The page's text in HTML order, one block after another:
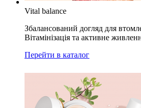
Vital balance
Збалансований догляд для
Вітамінізація та активне
Перейти в каталог